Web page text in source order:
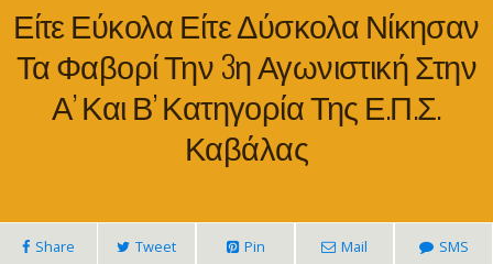
Είτε Εύκολα Είτε Δύσκολα Νίκησαν
Τα Φαβορί Την 3η Αγωνιστική Στην
Α’ Και Β’ Κατηγορία Της Ε.Π.Σ.
Καβάλας
Share Tweet Pin Mail SMS